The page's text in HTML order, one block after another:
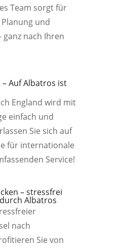
Team sorgt für
und
nach Ihren
Auf Albatros ist
England wird mit
einfach und
Sie sich auf
für internationale
Service!
– stressfrei
Albatros
nach
Sie von